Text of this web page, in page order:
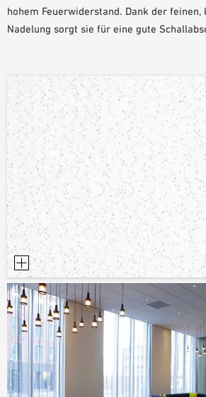
VIDEOS
hohem Feuerwiderstand. Dank der feinen,
Nadelung sorgt sie für eine gute